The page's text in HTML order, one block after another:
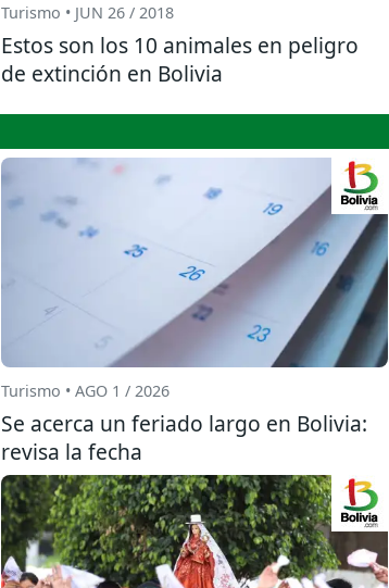
Turismo • JUN 26 / 2018
Estos son los 10 animales en peligro
de extinción en Bolivia
Turismo • AGO 1 / 2026
Se acerca un feriado largo en Bolivia:
revisa la fecha